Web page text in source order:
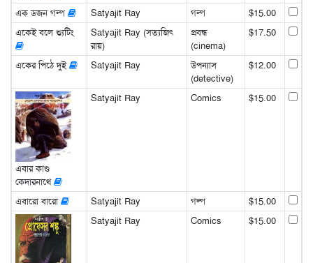
এক ডজন গল্প Satyajit Ray গল্প
$15.00
একেই বলে শ্যুটিং
Satyajit Ray (সত্যজিৎ
রায়)
প্রবন্ধ
(cinema)
$17.50
একের পিঠে দুই Satyajit Ray
উপন্যাস
(detective)
$12.00
এবার কাণ্ড
কেদারনাথে
Satyajit Ray Comics $15.00
এবারো বারো Satyajit Ray গল্প
$15.00
Satyajit Ray
Comics $15.00